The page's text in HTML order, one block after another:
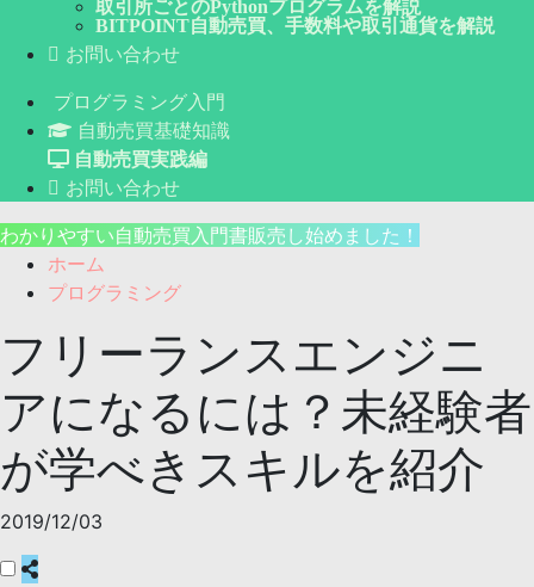
取引所ごとのPythonプログラムを解説
BITPOINT自動売買、手数料や取引通貨を解説
お問い合わせ
プログラミング入門
自動売買基礎知識
自動売買実践編
お問い合わせ
わかりやすい自動売買入門書販売し始めました！
ホーム
プログラミング
フリーランスエンジニ
アになるには？未経験者
が学べきスキルを紹介
2019/12/03